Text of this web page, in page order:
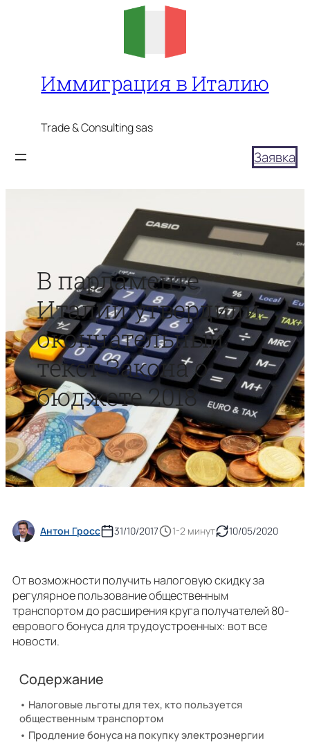
Иммиграция в Италию
Trade & Consulting sas
Заявка
В парламенте
Италии утвердили
окончательный
текст Закона о
бюджете 2018
Антон Гросс 31/10/2017 1-2 минут 10/05/2020
От возможности получить налоговую скидку за
регулярное пользование общественным
транспортом до расширения круга получателей 80-
еврового бонуса для трудоустроенных: вот все
новости.
Содержание
Налоговые льготы для тех, кто пользуется
общественным транспортом
Продление бонуса на покупку электроэнергии